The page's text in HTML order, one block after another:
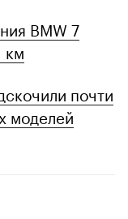
BMW 7
км
почти
моделей